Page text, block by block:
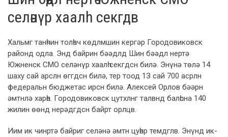
селәнүр хаалһ секгдв
Хальмг танһчин толһач көдлмшин кергәр Городовиковск
районд одла. Энд байрин бәәдлд Шин бәәдл нертә
Южненск СМО селәнүр хаалһ секгдсн билә. Энүнә төлә 14
шаху сай арслн өггдсн билә, тер тоод 1З сай 700 асрлн
федеральн бюджетас ирсн билә. Алексей Орлов бәәрн
әмтнлә харһв. Городовиковск цутхлнг талвнд балһсна 140
жилин өөнд нерәдгдсн байрт орлцв.
Иим ик чинртә байриг селәнә әмтн цуһар темдглв. Энүнд ик-